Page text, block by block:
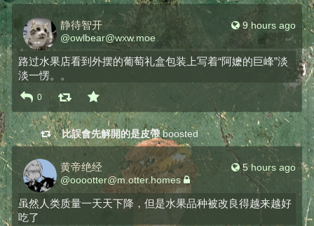
9 hours ago
静待智开
@owlbear@wxw.moe
路过水果店看到外摆的葡萄礼盒包装上写着“阿嬷的巨峰”淡
淡一愣。。
0
比誤會先解開的是皮帶 boosted
5 hours ago
黄帝绝经
@ooootter@m.otter.homes
虽然人类质量一天天下降，但是水果品种被改良得越来越好
吃了